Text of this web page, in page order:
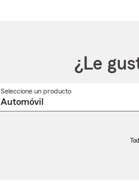
¿Le
Seleccione un productoSeleccione